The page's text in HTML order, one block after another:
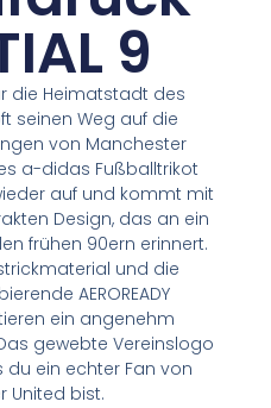
9
die Heimatstadt des
seinen Weg auf die
von Manchester
a-didas Fußballtrikot
auf und kommt mit
Design, das an ein
frühen 90ern erinnert.
und die
AEROREADY
ein angenehm
gewebte Vereinslogo
ein echter Fan von
United bist.